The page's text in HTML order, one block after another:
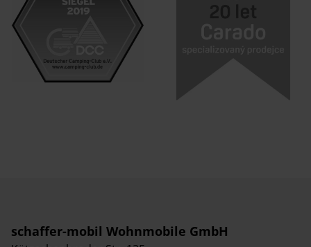
schaffer-mobil Wohnmobile GmbH